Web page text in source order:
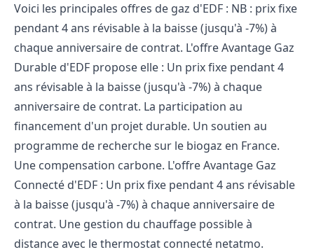
Voici les principales offres de gaz d'EDF : NB : prix fixe
pendant 4 ans révisable à la baisse (jusqu'à -7%) à
chaque anniversaire de contrat. L'offre Avantage Gaz
Durable d'EDF propose elle : Un prix fixe pendant 4
ans révisable à la baisse (jusqu'à -7%) à chaque
anniversaire de contrat. La participation au
financement d'un projet durable. Un soutien au
programme de recherche sur le biogaz en France.
Une compensation carbone. L'offre Avantage Gaz
Connecté d'EDF : Un prix fixe pendant 4 ans révisable
à la baisse (jusqu'à -7%) à chaque anniversaire de
contrat. Une gestion du chauffage possible à
distance avec le thermostat connecté netatmo.